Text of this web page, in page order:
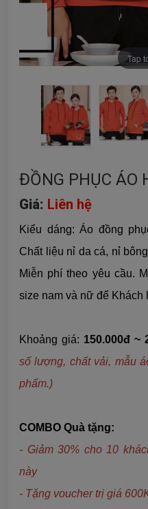
Tap
ĐỒNG PHỤC ÁO
Giá: Liên hệ
Kiểu dáng: Áo đồng
Chất liệu nỉ da cá, nỉ
Miễn phí theo yêu cầu.
size nam và nữ để Khách
Khoảng giá: 150.000đ ~
số lượng, chất vải, mẫu
phẩm.)
COMBO Quà tặng:
- Giảm 30% cho 10
này
- Tặng voucher trị giá